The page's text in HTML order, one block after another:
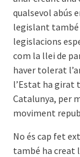
qualsevol abús
legislant també
legislacions
com la llei de
haver tolerat
l’Estat ha girat
Catalunya, per
moviment
No és cap fet
també ha creat